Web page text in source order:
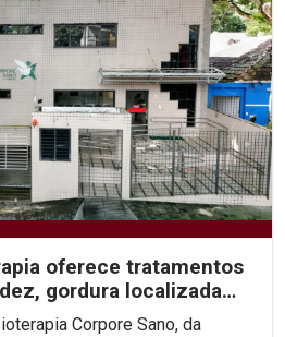
oferece tratamentos
gordura localizada
Corpore Sano, da